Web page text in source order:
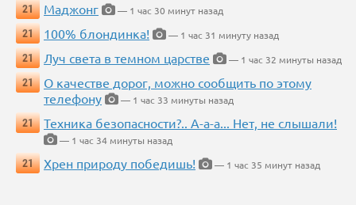
21
Маджонг
— 1 час 30 минут назад
21
100% блондинка!
— 1 час 31 минуту назад
21
Луч света в темном царстве
— 1 час 32 минуты назад
21
О качестве дорог, можно сообщить по этому
телефону
— 1 час 33 минуты назад
21
Техника безопасности?.. А-а-а... Нет, не слышали!
— 1 час 34 минуты назад
21
Хрен природу победишь! — 1 час 35 минут назад